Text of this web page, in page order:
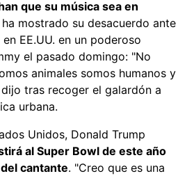
que su música sea en
mostrado su desacuerdo ante
EE.UU. en un poderoso
el pasado domingo: "No
animales somos humanos y
tras recoger el galardón a
urbana.
Unidos, Donald Trump
al Super Bowl de este año
cantante. "Creo que es una